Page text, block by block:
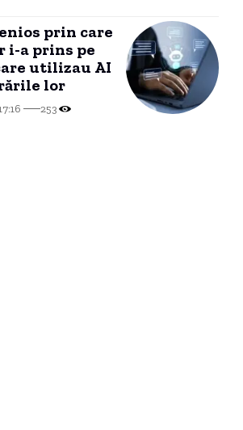
prin care
i-a prins pe
utilizau AI
lor
253